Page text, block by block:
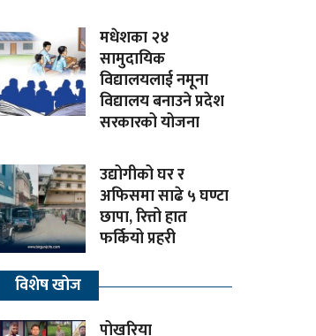
मधेशका २४
सामुदायिक
विद्यालयलाई नमूना
विद्यालय बनाउने प्रदेश
सरकारको योजना
उद्योगीको घर र
अफिसमा साढे ५ घण्टा
छापा, रित्तो हात
फर्कियो प्रहरी
विशेष खोज
पोखरिया